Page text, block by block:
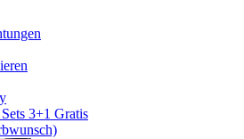
3+1 Gratis